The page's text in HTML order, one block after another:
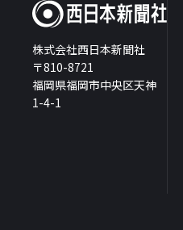
株式会社西日本新聞社
〒810-8721
福岡県福岡市中央区天神
1-4-1